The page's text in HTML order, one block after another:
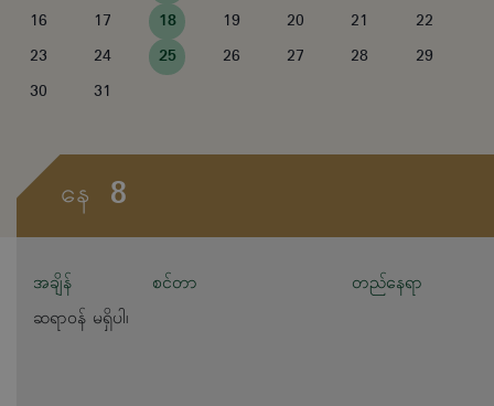
16
17 18 19 20 21
22
23
24 25 26 27 28
29
30
31
နေ 8
အချိန် စင်တာ
တည်နေရာ
ဆရာဝန် မရှိပါ၊